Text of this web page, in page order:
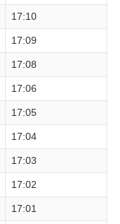
17:10
17:09
17:08
17:06
17:05
17:04
17:03
17:02
17:01